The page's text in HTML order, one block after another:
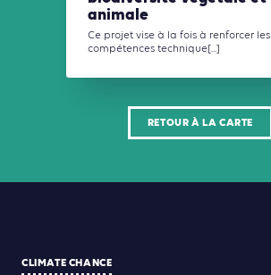
animale
Ce projet vise à la fois à renforcer les
compétences technique[...]
RETOUR À LA CARTE
CLIMATE CHANCE